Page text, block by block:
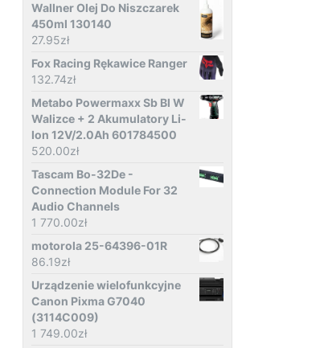
Wallner Olej Do Niszczarek
450ml 130140
27.95zł
Fox Racing Rękawice Ranger
132.74zł
Metabo Powermaxx Sb Bl W
Walizce + 2 Akumulatory Li-
Ion 12V/2.0Ah 601784500
520.00zł
Tascam Bo-32De -
Connection Module For 32
Audio Channels
1 770.00zł
motorola 25-64396-01R
86.19zł
Urządzenie wielofunkcyjne
Canon Pixma G7040
(3114C009)
1 749.00zł